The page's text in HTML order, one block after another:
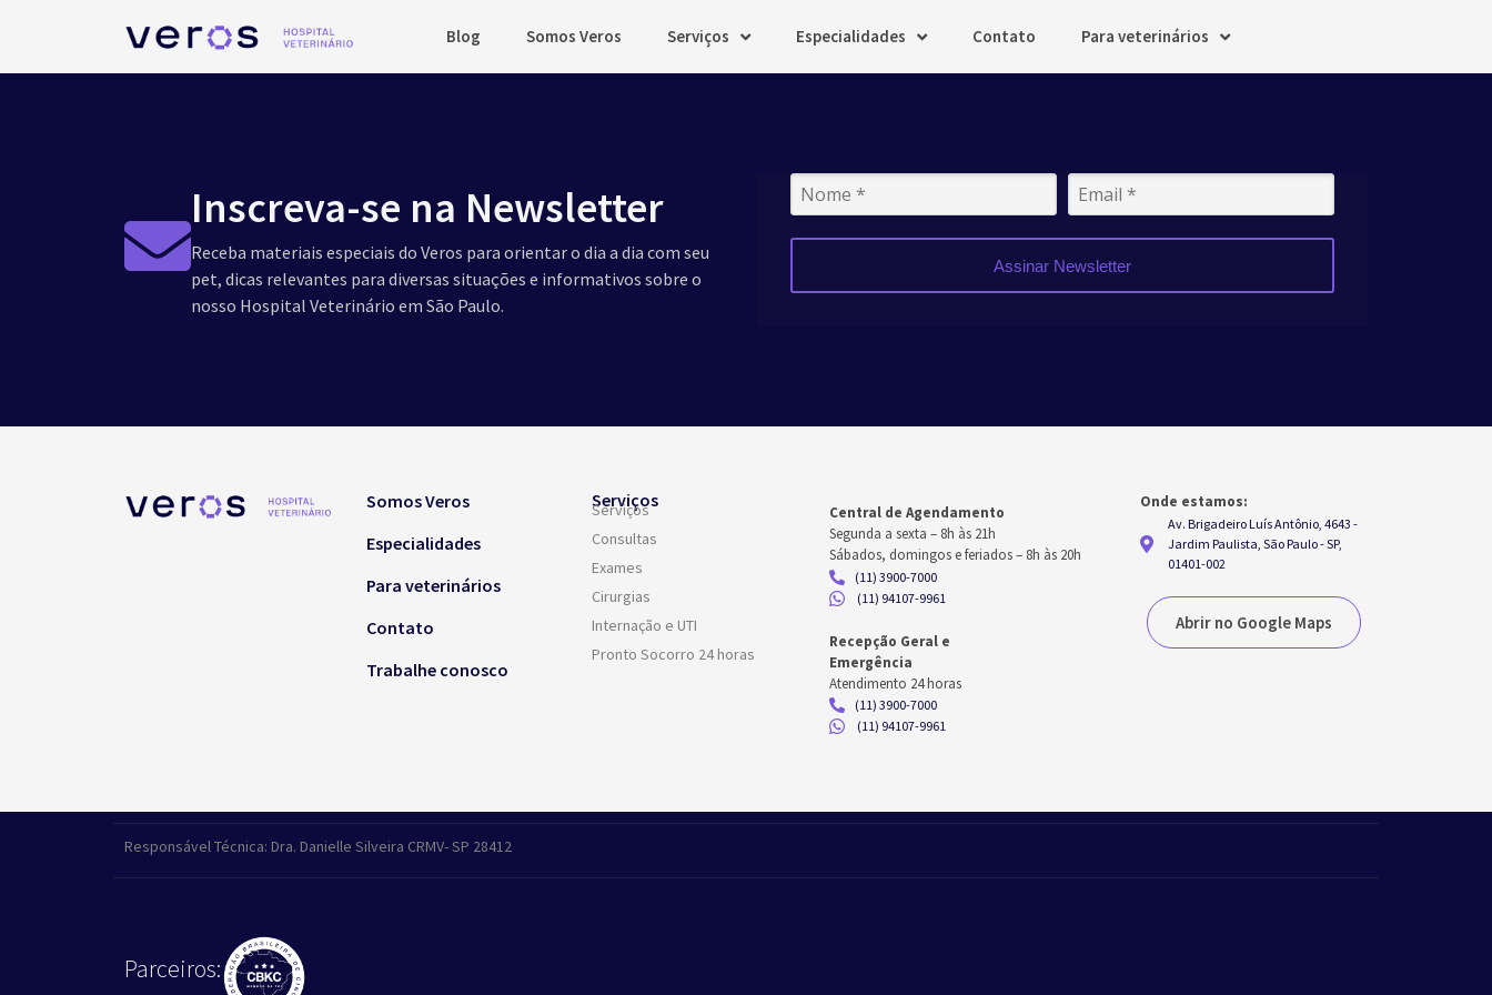
Blog Somos Veros Serviços Especialidades Contato Para veterinários
Inscreva-se na Newsletter
Receba materiais especiais do Veros para orientar o dia a dia com seu
pet, dicas relevantes para diversas situações e informativos sobre o
nosso Hospital Veterinário em São Paulo.
Assinar Newsletter
Somos Veros
Especialidades
Para veterinários
Contato
Trabalhe conosco
Serviços
Serviços
Consultas
Exames
Cirurgias
Internação e UTI
Pronto Socorro 24 horas
Central de Agendamento
Segunda a sexta – 8h às 21h
Sábados, domingos e feriados– 8h às 20h
(11) 3900-7000
(11) 94107-9961
Recepção Geral e
Emergência
Atendimento 24 horas
(11) 3900-7000
(11) 94107-9961
Onde estamos:
Av. Brigadeiro Luís Antônio, 4643 -
Jardim Paulista, São Paulo - SP,
01401-002
Abrir no Google Maps
Responsável Técnica: Dra. Danielle Silveira CRMV- SP 28412
Parceiros: